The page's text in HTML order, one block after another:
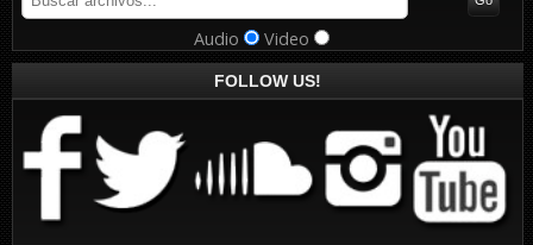
Audio Video
FOLLOW US!